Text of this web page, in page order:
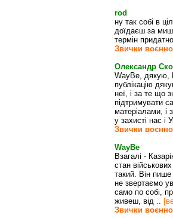
rod
ну так собі в
доїдаєш за
термін
Звички
Олександр
WayBe, дякую,
публікацію
неї, і за те що
підтримувати
матеріалами, і
у захисті нас і
Звички
WayBe
Взагалі -
стан
такий. Він
не звертаємо
само по собі,
живеш, від ..
Звички